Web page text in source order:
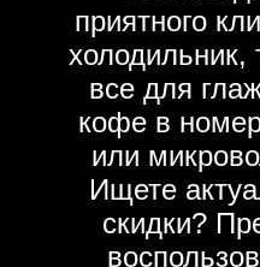
приятного
холодильник,
все для
кофе в
или
Ищете
скидки?